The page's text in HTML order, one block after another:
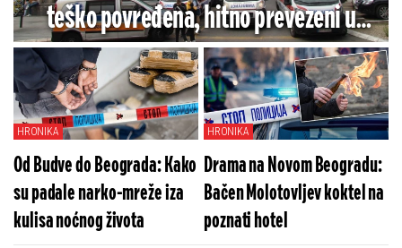
teško povređena, hitno prevezeni u
bolnicu
HRONIKA
Od Budve do Beograda: Kako
su padale narko-mreže iza
kulisa noćnog života
HRONIKA
Drama na Novom Beogradu:
Bačen Molotovljev koktel na
poznati hotel